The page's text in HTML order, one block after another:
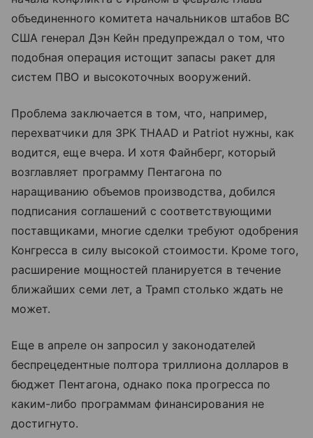
объединенного комитета начальников штабов ВС
США генерал Дэн Кейн предупреждал о том, что
подобная операция истощит запасы ракет для
систем ПВО и высокоточных вооружений.
Проблема заключается в том, что, например,
перехватчики для ЗРК THAAD и Patriot нужны, как
водится, еще вчера. И хотя Файнберг, который
возглавляет программу Пентагона по
наращиванию объемов производства, добился
подписания соглашений с соответствующими
поставщиками, многие сделки требуют одобрения
Конгресса в силу высокой стоимости. Кроме того,
расширение мощностей планируется в течение
ближайших семи лет, а Трамп столько ждать не
может.
Еще в апреле он запросил у законодателей
беспрецедентные полтора триллиона долларов в
бюджет Пентагона, однако пока прогресса по
каким-либо программам финансирования не
достигнуто.